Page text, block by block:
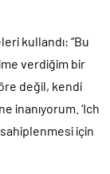
kullandı: “Bu
verdiğim bir
değil, kendi
inanıyorum. ‘Ich
için